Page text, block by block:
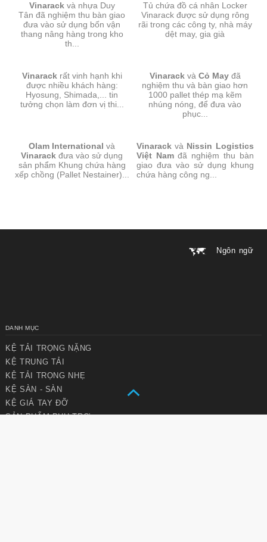
Vinarackvà nhựa Duy
Tân đã nghiệm thu bàn giao
đưa vào sử dụng bốn vận
thang nâng hàng trong kho
th...
Tủ chứa đồ cá nhân Locker
Vinarack được sử dụng rông
rãi trong các công ty, nhà máy
dệt may, gia già
ĐIỆN
Vinarack rất vinh hạnh khi
được nhiều khách hàng:
Hyosung, Shimada,... tin
tưởng chọn làm đơn vị thi...
MAY
Vinarack và Cỏ May đã
nghiệm thu và bàn giao hơn
1000 pallet thép mạ kẽm
nhúng nóng, để đưa vào
phục...
CHỒNG-OLAM
INTERNATIONAL
Olam International và
Vinarack đưa vào sử dụng
sản phẩm Khung chứa hàng
xếp chồng (Pallet Nestainer)...
CHỒNG-NISSIN VN
Vinarack và Nissin Logistics
Việt Namđã nghiệm thu bàn
giao đưa vào sử dụng khung
chứa hàng công ng...
Ngôn ngữ
DANH MỤC
KỆ TẢI TRỌNG NẶNG
KỆ TRUNG TẢI
KỆ TẢI TRỌNG NHẸ
KỆ SÀN - SÀN
KỆ GIÁ TAY ĐỠ
SẢN PHẨM PHỤ TRỢ